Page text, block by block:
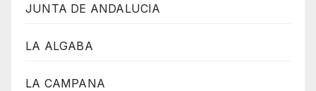
JUNTA DE ANDALUCIA
LA ALGABA
LA CAMPANA